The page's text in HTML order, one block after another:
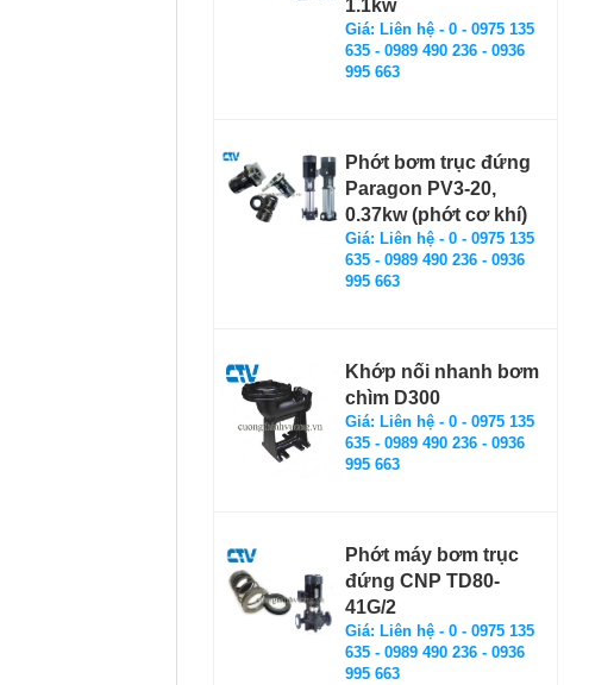
1.1kw
Giá: Liên hệ - 0 - 0975 135
635 - 0989 490 236 - 0936
995 663
Phớt bơm trục đứng
Paragon PV3-20,
0.37kw (phớt cơ khí)
Giá: Liên hệ - 0 - 0975 135
635 - 0989 490 236 - 0936
995 663
Khớp nối nhanh bơm
chìm D300
Giá: Liên hệ - 0 - 0975 135
635 - 0989 490 236 - 0936
995 663
Phớt máy bơm trục
đứng CNP TD80-
41G/2
Giá: Liên hệ - 0 - 0975 135
635 - 0989 490 236 - 0936
995 663